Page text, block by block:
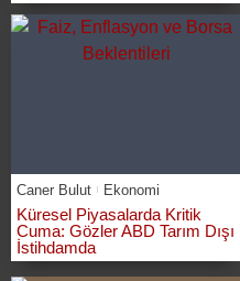
Caner Bulut Ekonomi
Küresel Piyasalarda Kritik
Cuma: Gözler ABD Tarım Dışı
İstihdamda